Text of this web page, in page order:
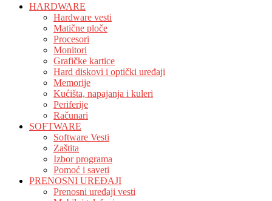
HARDWARE
Hardware vesti
Matične ploče
Procesori
Monitori
Grafičke kartice
Hard diskovi i optički uređaji
Memorije
Kućišta, napajanja i kuleri
Periferije
Računari
SOFTWARE
Software Vesti
Zaštita
Izbor programa
Pomoć i saveti
PRENOSNI UREĐAJI
Prenosni uređaji vesti